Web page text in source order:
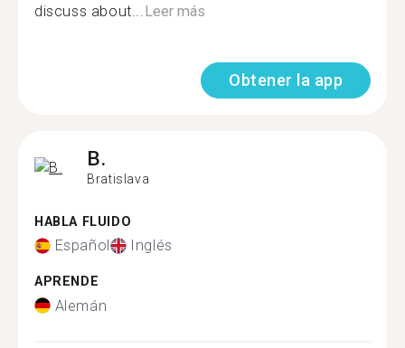
discuss about... Leer más
Obtener la app
B.
Bratislava
HABLA FLUIDO
Español Inglés
APRENDE
Alemán